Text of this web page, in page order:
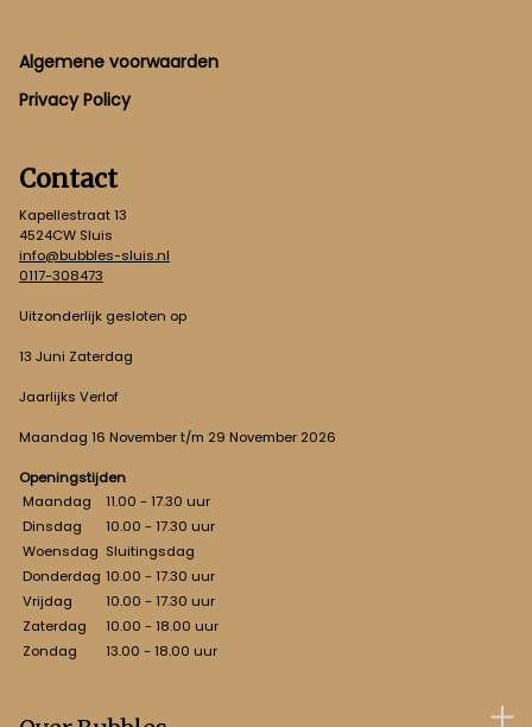
Footer
Algemene voorwaarden
Privacy Policy
Contact
Kapellestraat 13
4524CW Sluis
info@bubbles-sluis.nl
0117-308473
Uitzonderlijk gesloten op
13 Juni Zaterdag
Jaarlijks Verlof
Maandag 16 November t/m 29 November 2026
Openingstijden
Maandag
11.00 - 17.30 uur
Dinsdag
10.00 - 17.30 uur
Woensdag Sluitingsdag
Donderdag 10.00 - 17.30 uur
Vrijdag
10.00 - 17.30 uur
Zaterdag
10.00 - 18.00 uur
Zondag
13.00 - 18.00 uur